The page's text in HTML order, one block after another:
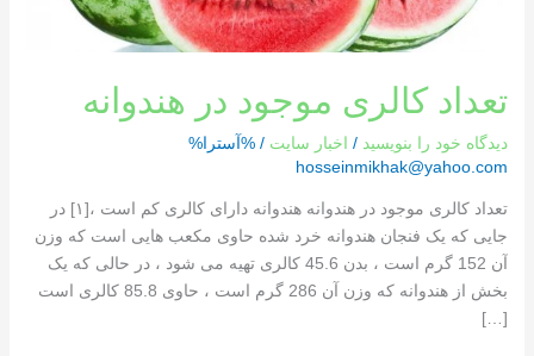
تعداد کالری موجود در هندوانه
دیدگاه‌ خود را بنویسید / اخبار سایت / %آسترا%
hosseinmikhak@yahoo.com
تعداد کالری موجود در هندوانه هندوانه دارای کالری کم است ،[١] در
جایی که یک فنجان هندوانه خرد شده حاوی مکعب هایی است که وزن
آن 152 گرم است ، بدن 45.6 کالری تهیه می شود ، در حالی که یک
بخش از هندوانه که وزن آن 286 گرم است ، حاوی 85.8 کالری است
[…]